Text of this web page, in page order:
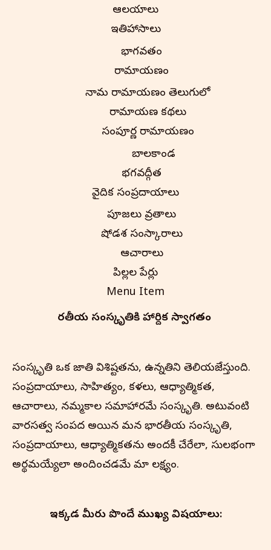
ఆలయాలు
ఇతిహాసాలు
భాగవతం
రామాయణం
నామ రామాయణం తెలుగులో
రామాయణ కథలు
సంపూర్ణ రామాయణం
బాలకాండ
భగవద్గీత
వైదిక సంప్రదాయాలు
పూజలు వ్రతాలు
షోడశ సంస్కారాలు
ఆచారాలు
పిల్లల పేర్లు
Menu Item
భారతీయ సంస్కృతి‌కి హార్దిక స్వాగతం
సంస్కృతి ఒక జాతి విశిష్టతను, ఉన్నతిని తెలియజేస్తుంది.
సంప్రదాయాలు, సాహిత్యం, కళలు, ఆధ్యాత్మికత,
ఆచారాలు, నమ్మకాల సమాహారమే సంస్కృతి. అటువంటి
వారసత్వ సంపద అయిన మన భారతీయ సంస్కృతి,
సంప్రదాయాలు, ఆధ్యాత్మికతను అందరికీ చేరేలా, సులభంగా
అర్థమయ్యేలా అందించడమే మా లక్ష్యం.
ఇక్కడ మీరు పొందే ముఖ్య విషయాలు: